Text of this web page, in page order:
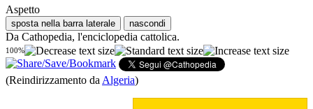
Aspetto
sposta nella barra laterale nascondi
Da Cathopedia, l'enciclopedia cattolica.
100%
(Reindirizzamento da Algeria)